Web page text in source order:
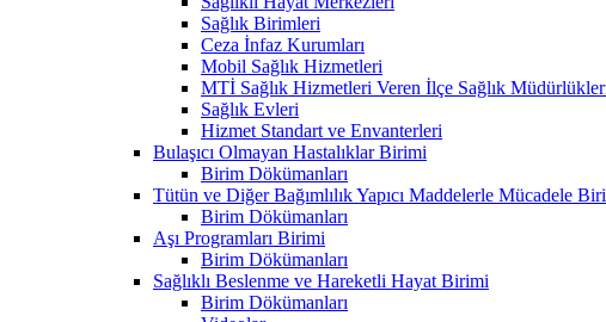
Sağlık Birimleri
Ceza İnfaz Kurumları
Mobil Sağlık Hizmetleri
MTİ Sağlık Hizmetleri Veren İlçe Sağlık
Sağlık Evleri
Hizmet Standart ve Envanterleri
Bulaşıcı Olmayan Hastalıklar Birimi
Birim Dökümanları
Tütün ve Diğer Bağımlılık Yapıcı Maddelerle Mücadele
Birim Dökümanları
Aşı Programları Birimi
Birim Dökümanları
Sağlıklı Beslenme ve Hareketli Hayat Birimi
Birim Dökümanları